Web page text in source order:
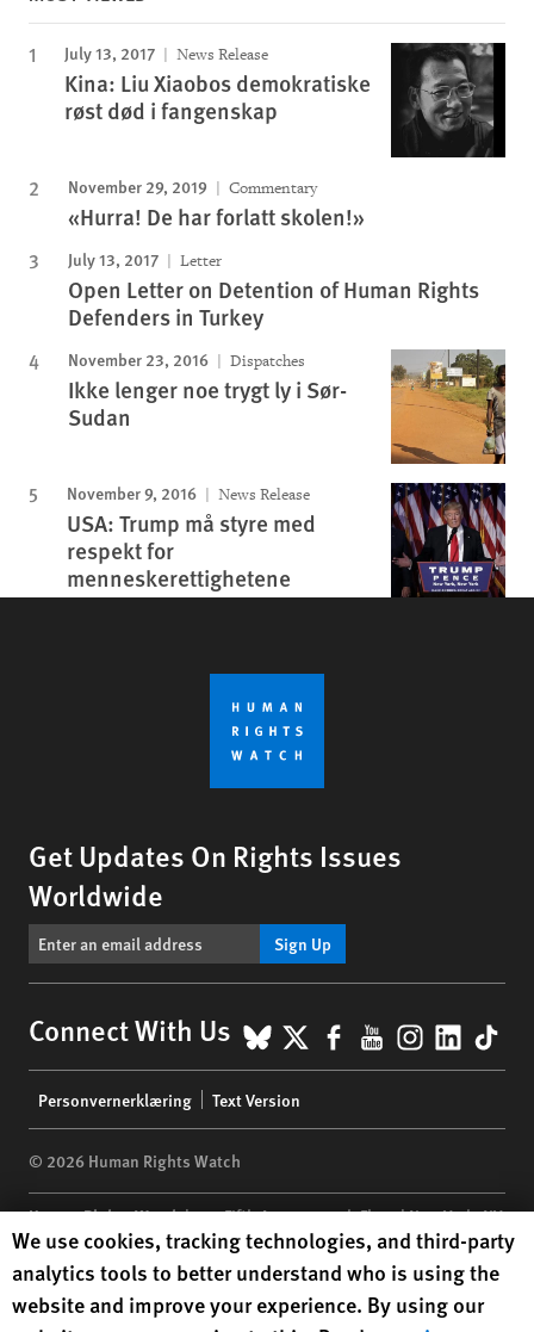
July 13, 2017 News Release
Kina: Liu Xiaobos demokratiske
røst død i fangenskap
November 29, 2019 Commentary
«Hurra! De har forlatt skolen!»
July 13, 2017 Letter
Open Letter on Detention of Human Rights
Defenders in Turkey
November 23, 2016 Dispatches
Ikke lenger noe trygt ly i Sør-
Sudan
November 9, 2016 News Release
USA: Trump må styre med
respekt for
menneskerettighetene
Get Updates On Rights Issues
Worldwide
Sign Up
Connect With Us BlueSky
X Facebook
YouTube
menu
Personvernerklæring Text Version
© 2026 Human Rights Watch
Human Rights Watch| 350 Fifth Avenue, 34th Floor | New York,NY
10118-3299USA|t 1.212.290.4700
Human Rights Watchis a 501(C)(3) nonprofit registered in the US
under EIN: 13-2875808
Human Rights Watch cookie preferences
We use cookies, tracking technologies, and third-party
analytics tools to better understand who is using the
website and improve your experience. By using our